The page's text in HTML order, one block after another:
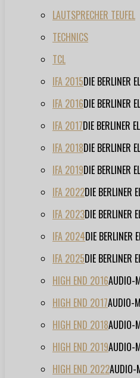
LAUTSPRECHER TEUFEL
TECHNICS
TCL
IFA 2015DIE BERLINER
IFA 2016DIE BERLINER
IFA 2017DIE BERLINER
IFA 2018DIE BERLINER
IFA 2019DIE BERLINER
IFA 2022DIE BERLINER
IFA 2023DIE BERLINER
IFA 2024DIE BERLINER
IFA 2025DIE BERLINER
HIGH END 2016AUDIO-
HIGH END 2017AUDIO-
HIGH END 2018AUDIO-
HIGH END 2019AUDIO-
HIGH END 2022AUDIO-